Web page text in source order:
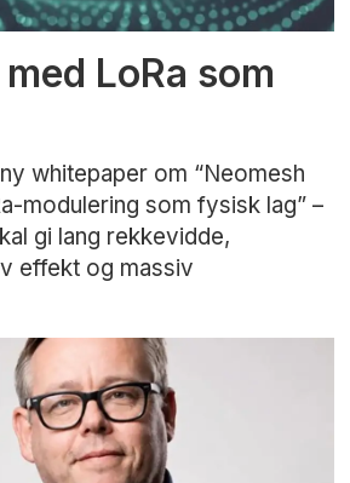
LoRa som
whitepaper om “Neomesh
modulering som fysisk lag” –
gi lang rekkevidde,
effekt og massiv